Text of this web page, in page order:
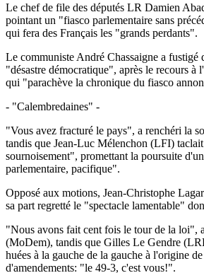
Le chef de file des députés LR Damien
pointant un "fiasco parlementaire sans
qui fera des Français les "grands perdants".
Le communiste André Chassaigne a fustigé
"désastre démocratique", après le recours à
qui "parachève la chronique du fiasco
- "Calembredaines" -
"Vous avez fracturé le pays", a renchéri la
tandis que Jean-Luc Mélenchon (LFI)
sournoisement", promettant la poursuite
parlementaire, pacifique".
Opposé aux motions, Jean-Christophe
sa part regretté le "spectacle lamentable"
"Nous avons fait cent fois le tour de la loi",
(MoDem), tandis que Gilles Le Gendre
huées à la gauche de la gauche à l'origine
d'amendements: "le 49-3, c'est vous!".